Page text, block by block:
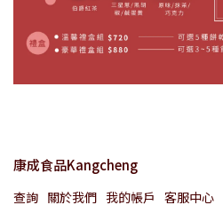
康成食品Kangcheng
查詢 關於我們 我的帳戶 客服中心